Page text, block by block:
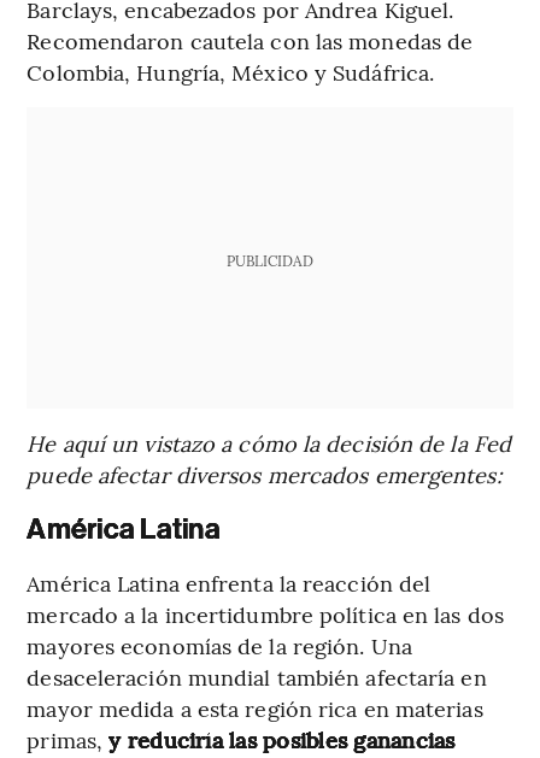
Barclays, encabezados por Andrea Kiguel.
Recomendaron cautela con las monedas de
Colombia, Hungría, México y Sudáfrica.
PUBLICIDAD
He aquí un vistazo a cómo la decisión de la Fed
puede afectar diversos mercados emergentes:
América Latina
América Latina enfrenta la reacción del
mercado a la incertidumbre política en las dos
mayores economías de la región. Una
desaceleración mundial también afectaría en
mayor medida a esta región rica en materias
primas, y reduciría las posibles ganancias